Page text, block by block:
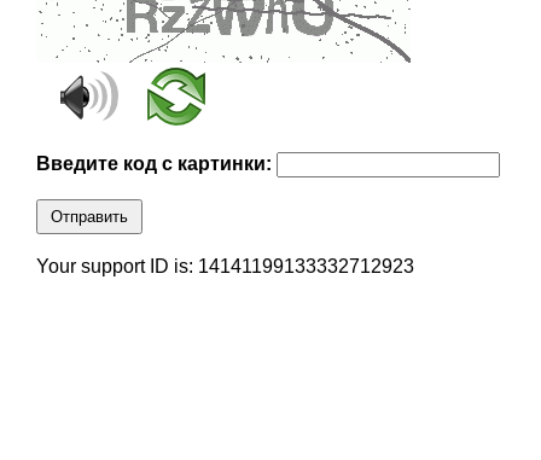
Введите код с картинки:
Отправить
Your support ID is: 14141199133332712923